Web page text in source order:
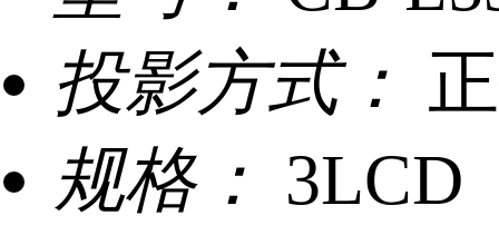
投影方式：
规格： 3LCD